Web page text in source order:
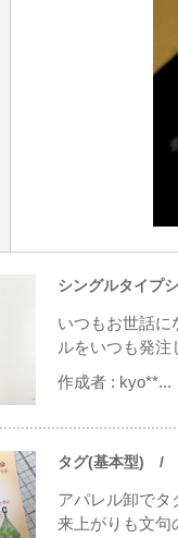
シングルタイプ
いつもお世話に
ルをいつも発
作成者 : kyo**...
タグ(基本型) /
アパレル卸でタ
来上がりも文句